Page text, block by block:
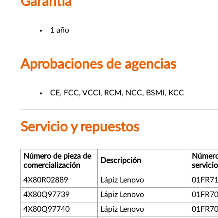
1 año
Aprobaciones de agencias
CE, FCC, VCCI, RCM, NCC, BSMI, KCC
Servicio y repuestos
Número de pieza de
comercialización
Descripción
servicio
4X80R02889
Lápiz Lenovo
4X80Q97739
Lápiz Lenovo
4X80Q97740
Lápiz Lenovo